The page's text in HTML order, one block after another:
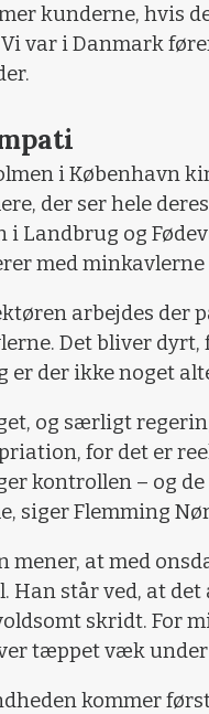
kunderne, hvis
var i Danmark
i København
der ser hele
i Landbrug og
med minkavlerne
arbejdes der
Det bliver
er der ikke noget
og særligt
for det er
kontrollen – og
siger Flemming
mener, at med
Han står ved, at
skridt. For
tæppet væk
kommer